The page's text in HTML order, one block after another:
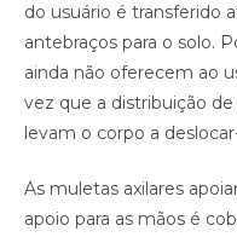
do usuário é transferido
antebraços para o solo.
ainda não oferecem ao
vez que a distribuição
levam o corpo a
As muletas axilares
apoio para as mãos é